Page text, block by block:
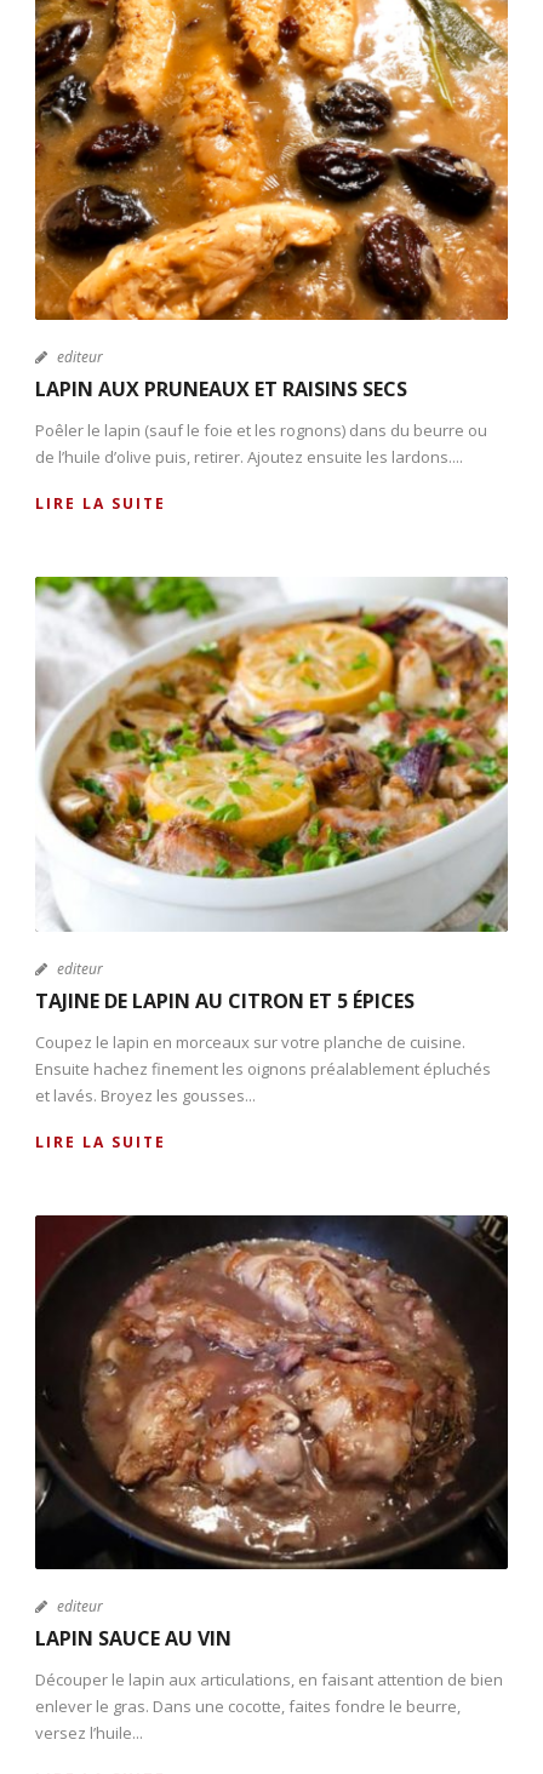
editeur
LAPIN AUX PRUNEAUX ET RAISINS SECS
Poêler le lapin (sauf le foie et les rognons) dans du beurre ou
de l’huile d’olive puis, retirer. Ajoutez ensuite les lardons....
LIRE LA SUITE
editeur
TAJINE DE LAPIN AU CITRON ET 5 ÉPICES
Coupez le lapin en morceaux sur votre planche de cuisine.
Ensuite hachez finement les oignons préalablement épluchés
et lavés. Broyez les gousses...
LIRE LA SUITE
editeur
LAPIN SAUCE AU VIN
Découper le lapin aux articulations, en faisant attention de bien
enlever le gras. Dans une cocotte, faites fondre le beurre,
versez l’huile...